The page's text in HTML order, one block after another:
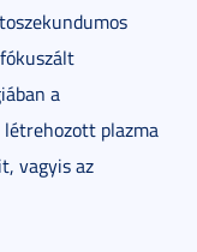
a
plazma
vagyis az